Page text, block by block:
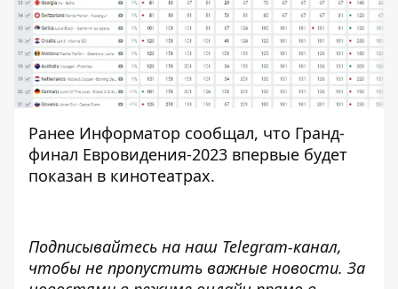
Ранее Информатор сообщал, что Гранд-
финал Евровидения-2023 впервые будет
показан в кинотеатрах.
Подписывайтесь на наш Telegram-канал,
чтобы не пропустить важные новости. За